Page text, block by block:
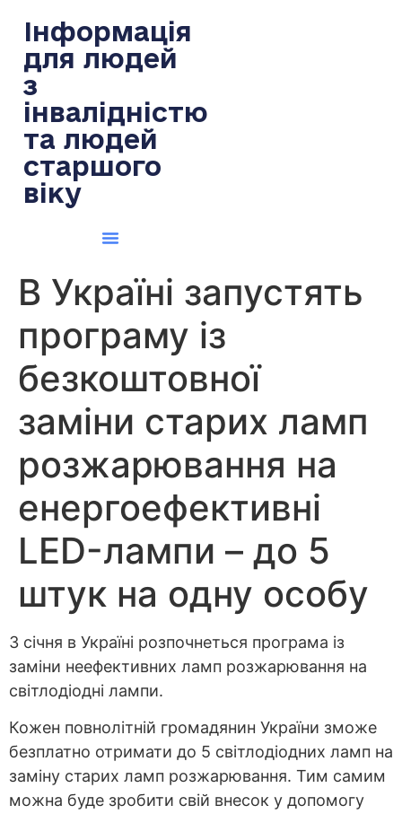
Інформація
для людей
з
інвалідністю
та людей
старшого
віку
В Україні запустять
програму із
безкоштовної
заміни старих ламп
розжарювання на
енергоефективні
LED-лампи – до 5
штук на одну особу
З січня в Україні розпочнеться програма із
заміни неефективних ламп розжарювання на
світлодіодні лампи.
Кожен повнолітній громадянин України зможе
безплатно отримати до 5 світлодіодних ламп на
заміну старих ламп розжарювання. Тим самим
можна буде зробити свій внесок у допомогу